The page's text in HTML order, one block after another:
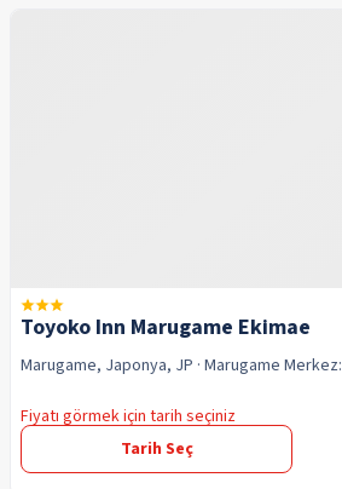
Toyoko Inn Marugame Ekimae
Marugame, Japonya, JP · Marugame Merkez:
Fiyatı görmek için tarih seçiniz
Tarih Seç